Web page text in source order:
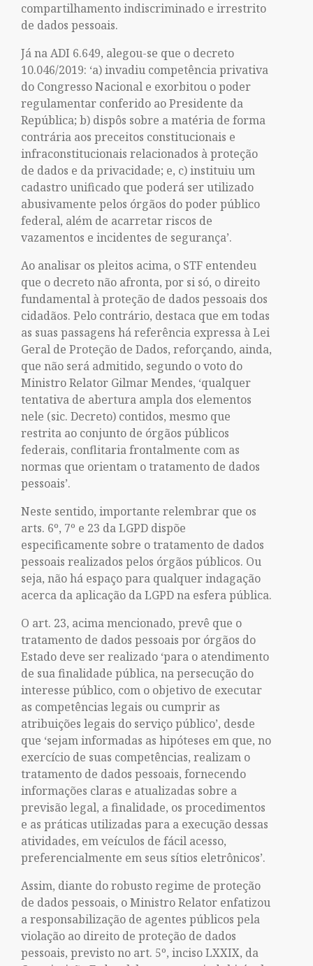
compartilhamento indiscriminado e irrestrito
de dados pessoais.
Já na ADI 6.649, alegou-se que o decreto
10.046/2019: ‘a) invadiu competência privativa
do Congresso Nacional e exorbitou o poder
regulamentar conferido ao Presidente da
República; b) dispôs sobre a matéria de forma
contrária aos preceitos constitucionais e
infraconstitucionais relacionados à proteção
de dados e da privacidade; e, c) instituiu um
cadastro unificado que poderá ser utilizado
abusivamente pelos órgãos do poder público
federal, além de acarretar riscos de
vazamentos e incidentes de segurança’.
Ao analisar os pleitos acima, o STF entendeu
que o decreto não afronta, por si só, o direito
fundamental à proteção de dados pessoais dos
cidadãos. Pelo contrário, destaca que em todas
as suas passagens há referência expressa à Lei
Geral de Proteção de Dados, reforçando, ainda,
que não será admitido, segundo o voto do
Ministro Relator Gilmar Mendes, ‘qualquer
tentativa de abertura ampla dos elementos
nele (sic. Decreto) contidos, mesmo que
restrita ao conjunto de órgãos públicos
federais, conflitaria frontalmente com as
normas que orientam o tratamento de dados
pessoais’.
Neste sentido, importante relembrar que os
arts. 6º, 7º e 23 da LGPD dispõe
especificamente sobre o tratamento de dados
pessoais realizados pelos órgãos públicos. Ou
seja, não há espaço para qualquer indagação
acerca da aplicação da LGPD na esfera pública.
O art. 23, acima mencionado, prevê que o
tratamento de dados pessoais por órgãos do
Estado deve ser realizado ‘para o atendimento
de sua finalidade pública, na persecução do
interesse público, com o objetivo de executar
as competências legais ou cumprir as
atribuições legais do serviço público’, desde
que ‘sejam informadas as hipóteses em que, no
exercício de suas competências, realizam o
tratamento de dados pessoais, fornecendo
informações claras e atualizadas sobre a
previsão legal, a finalidade, os procedimentos
e as práticas utilizadas para a execução dessas
atividades, em veículos de fácil acesso,
preferencialmente em seus sítios eletrônicos’.
Assim, diante do robusto regime de proteção
de dados pessoais, o Ministro Relator enfatizou
a responsabilização de agentes públicos pela
violação ao direito de proteção de dados
pessoais, previsto no art. 5º, inciso LXXIX, da